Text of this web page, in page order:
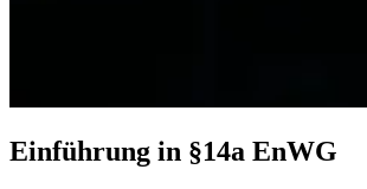
Einführung in §14a EnWG